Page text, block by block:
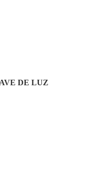
DE LUZ